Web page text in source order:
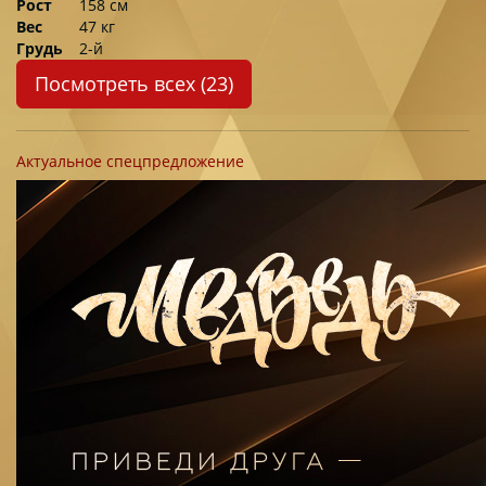
Рост
158 см
Вес
47 кг
Грудь
2-й
Посмотреть всех (23)
Актуальное спецпредложение